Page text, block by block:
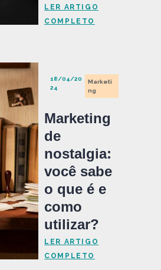
LER ARTIGO
COMPLETO
18/04/20
24
Marketi
ng
Marketing
de
nostalgia:
você sabe
o que é e
como
utilizar?
LER ARTIGO
COMPLETO